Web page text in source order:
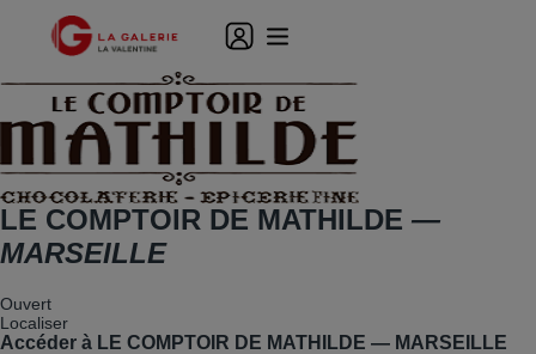
LE COMPTOIR DE MATHILDE —
MARSEILLE
Ouvert
Localiser
Accéder à LE COMPTOIR DE MATHILDE — MARSEILLE